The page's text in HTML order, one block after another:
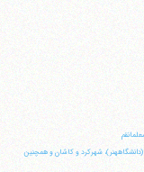
شهركرد و كاشان و همچنين